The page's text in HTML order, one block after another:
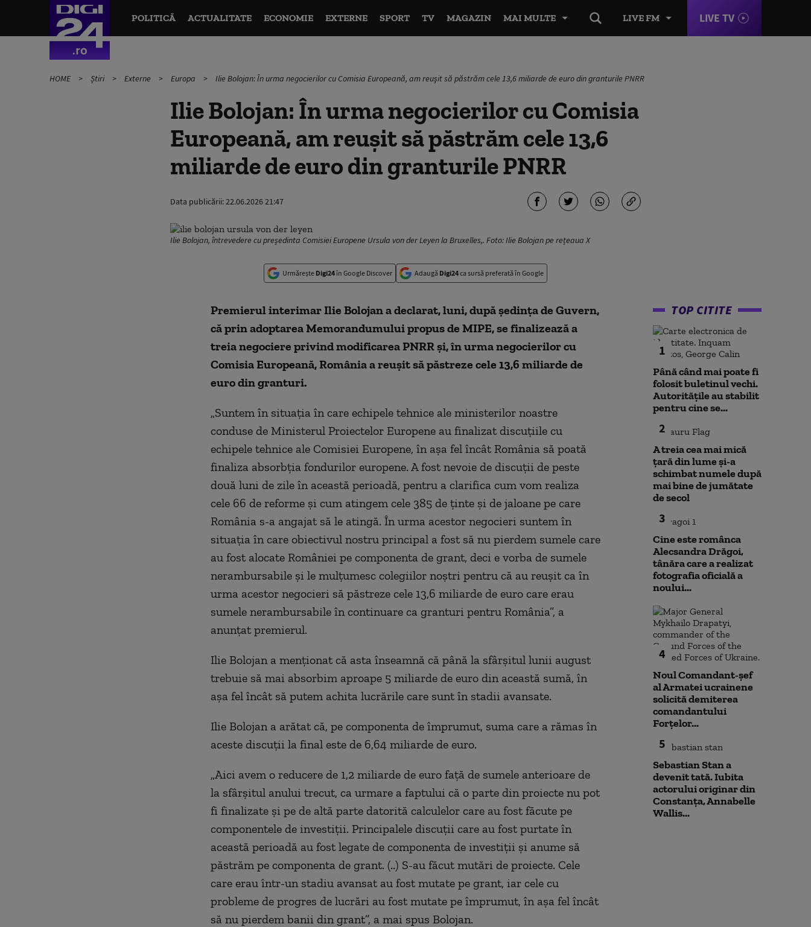
LIVE FM LIVE TV
POLITICĂ ACTUALITATE ECONOMIE EXTERNE SPORT TV MAGAZIN MAI MULTE
HOME Știri Externe Europa Ilie Bolojan: În urma negocierilor cu Comisia Europeană, am reuşit să păstrăm cele 13,6 miliarde de euro din granturile PNRR
Ilie Bolojan: În urma negocierilor cu Comisia
Europeană, am reuşit să păstrăm cele 13,6
miliarde de euro din granturile PNRR
Data publicării:22.06.2026 21:47
Ilie Bolojan, întrevedere cu președinta Comisiei Europene Ursula von der Leyen la Bruxelles,. Foto: Ilie Bolojan pe rețeaua X
Urmărește Digi24în Google Discover Adaugă Digi24ca sursă preferată în Google
Premierul interimar Ilie Bolojan a declarat, luni, după şedinţa de Guvern,
că prin adoptarea Memorandumului propus de MIPE, se finalizează a
treia negociere privind modificarea PNRR şi, în urma negocierilor cu
Comisia Europeană, România a reușit să păstreze cele 13,6 miliarde de
euro din granturi.
„Suntem în situaţia în care echipele tehnice ale ministerilor noastre
conduse de Ministerul Proiectelor Europene au finalizat discuţiile cu
echipele tehnice ale Comisiei Europene, în aşa fel încât România să poată
finaliza absorbţia fondurilor europene. A fost nevoie de discuţii de peste
două luni de zile în această perioadă, pentru a clarifica cum vom realiza
cele 66 de reforme şi cum atingem cele 385 de ţinte şi de jaloane pe care
România s-a angajat să le atingă. În urma acestor negocieri suntem în
situaţia în care obiectivul nostru principal a fost să nu pierdem sumele care
au fost alocate României pe componenta de grant, deci e vorba de sumele
nerambursabile şi le mulţumesc colegiilor noştri pentru că au reuşit ca în
urma acestor negocieri să păstreze cele 13,6 miliarde de euro care erau
sumele nerambursabile în continuare ca granturi pentru România”, a
anunţat premierul.
Ilie Bolojan a menţionat că asta înseamnă că până la sfârşitul lunii august
trebuie să mai absorbim aproape 5 miliarde de euro din această sumă, în
aşa fel încât să putem achita lucrările care sunt în stadii avansate.
Ilie Bolojan a arătat că, pe componenta de împrumut, suma care a rămas în
aceste discuţii la final este de 6,64 miliarde de euro.
„Aici avem o reducere de 1,2 miliarde de euro faţă de sumele anterioare de
la sfârşitul anului trecut, ca urmare a faptului că o parte din proiecte nu pot
fi finalizate şi pe de altă parte datorită calculelor care au fost făcute pe
componentele de investiţii. Principalele discuţii care au fost purtate în
această perioadă au fost legate de componenta de investiţii şi anume să
păstrăm pe componenta de grant. (..) S-au făcut mutări de proiecte. Cele
care erau într-un stadiu avansat au fost mutate pe grant, iar cele cu
probleme de progres de lucrări au fost mutate pe împrumut, în aşa fel încât
să nu pierdem banii din grant”, a mai spus Bolojan.
TOP CITITE
1
Până când mai poate fi
folosit buletinul vechi.
Autoritățile au stabilit
pentru cine se...
2
A treia cea mai mică
țară din lume și-a
schimbat numele după
mai bine de jumătate
de secol
3
Cine este românca
Alecsandra Drăgoi,
tânăra care a realizat
fotografia oficială a
noului...
4
Noul Comandant-șef
al Armatei ucrainene
solicită demiterea
comandantului
Forțelor...
5
Sebastian Stan a
devenit tată. Iubita
actorului originar din
Constanța, Annabelle
Wallis...